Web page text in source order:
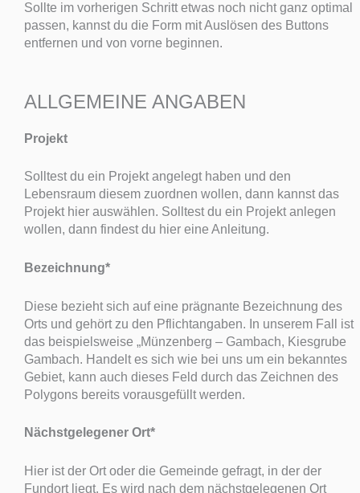
Sollte im vorherigen Schritt etwas noch nicht ganz optimal
passen, kannst du die Form mit Auslösen des Buttons
entfernen und von vorne beginnen.
ALLGEMEINE ANGABEN
Projekt
Solltest du ein Projekt angelegt haben und den
Lebensraum diesem zuordnen wollen, dann kannst das
Projekt hier auswählen. Solltest du ein Projekt anlegen
wollen, dann findest du hier eine Anleitung.
Bezeichnung*
Diese bezieht sich auf eine prägnante Bezeichnung des
Orts und gehört zu den Pflichtangaben. In unserem Fall ist
das beispielsweise „Münzenberg – Gambach, Kiesgrube
Gambach. Handelt es sich wie bei uns um ein bekanntes
Gebiet, kann auch dieses Feld durch das Zeichnen des
Polygons bereits vorausgefüllt werden.
Nächstgelegener Ort*
Hier ist der Ort oder die Gemeinde gefragt, in der der
Fundort liegt. Es wird nach dem nächstgelegenen Ort